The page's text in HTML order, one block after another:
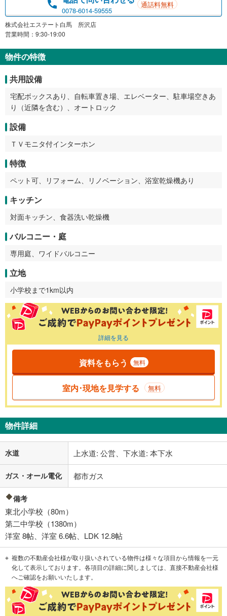
0078-6014-59555
通話料無料
株式会社エステート白馬 所沢店
営業時間：9:30-19:00
物件の特徴
共用設備
宅配ボックスあり、自転車置き場、エレベーター、駐車場空きあ
り（近隣を含む）、オートロック
設備
ＴＶモニタ付インターホン
特徴
ペット可、リフォーム、リノベーション、浴室乾燥機あり
キッチン
対面キッチン、食器洗い乾燥機
バルコニー・庭
専用庭、ワイドバルコニー
立地
小学校まで1km以内
詳細を見る
資料をもらう 無料
室内･現地を見学する 無料
物件詳細
水道 上水道: 公営、下水道: 本下水
ガス・オール電化 都市ガス
備考
東北小学校（80m）
第二中学校（1380m）
洋室 8帖、洋室 6.6帖、LDK 12.8帖
複数の不動産会社様が取り扱いされている物件は様々な項目から情報を一元
化して表示しております。各項目の詳細に関しましては、直接不動産会社様
へご確認をお願いいたします。